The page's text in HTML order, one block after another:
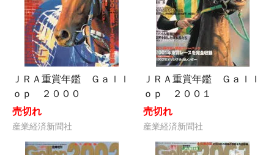
ＪＲＡ重賞年鑑 Ｇａｌｌ
ｏｐ ２０００
売切れ
産業経済新聞社
ＪＲＡ重賞年鑑 Ｇａｌｌ
ｏｐ ２００１
売切れ
産業経済新聞社